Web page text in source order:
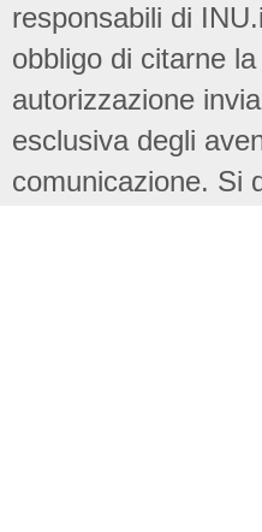
responsabili di
obbligo di citarne
autorizzazione
esclusiva degli
comunicazione. Si